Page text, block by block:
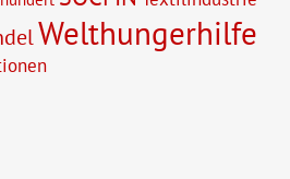
Welthungerhilfe